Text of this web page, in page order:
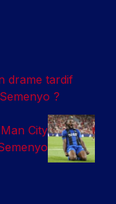
drame tardif
?
City